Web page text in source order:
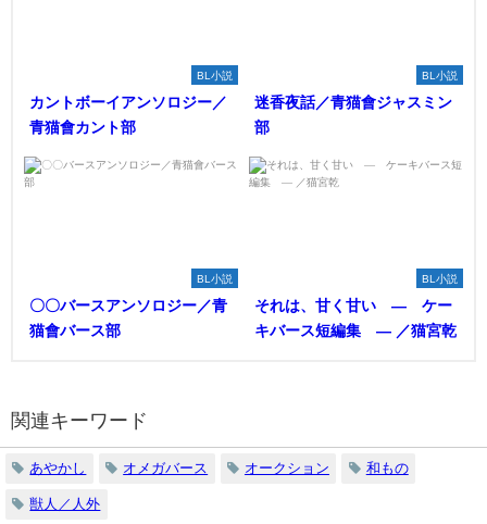
BL小説
カントボーイアンソロジー／
青猫會カント部
BL小説
迷香夜話／青猫會ジャスミン
部
BL小説
〇〇バースアンソロジー／青
猫會バース部
BL小説
それは、甘く甘い ― ケー
キバース短編集 ― ／猫宮乾
関連キーワード
あやかし オメガバース オークション 和もの
獣人／人外